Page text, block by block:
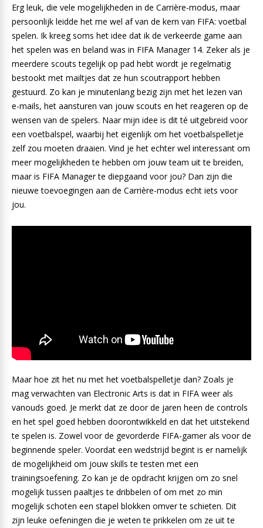
Erg leuk, die vele mogelijkheden in de Carrière-modus, maar
persoonlijk leidde het me wel af van de kern van FIFA: voetbal
spelen. Ik kreeg soms het idee dat ik de verkeerde game aan
het spelen was en beland was in FIFA Manager 14. Zeker als je
meerdere scouts tegelijk op pad hebt wordt je regelmatig
bestookt met mailtjes dat ze hun scoutrapport hebben
gestuurd. Zo kan je minutenlang bezig zijn met het lezen van
e-mails, het aansturen van jouw scouts en het reageren op de
wensen van de spelers. Naar mijn idee is dit té uitgebreid voor
een voetbalspel, waarbij het eigenlijk om het voetbalspelletje
zelf zou moeten draaien. Vind je het echter wel interessant om
meer mogelijkheden te hebben om jouw team uit te breiden,
maar is FIFA Manager te diepgaand voor jou? Dan zijn die
nieuwe toevoegingen aan de Carrière-modus echt iets voor
jou.
Maar hoe zit het nu met het voetbalspelletje dan? Zoals je
mag verwachten van Electronic Arts is dat in FIFA weer als
vanouds goed. Je merkt dat ze door de jaren heen de controls
en het spel goed hebben doorontwikkeld en dat het uitstekend
te spelen is. Zowel voor de gevorderde FIFA-gamer als voor de
beginnende speler. Voordat een wedstrijd begint is er namelijk
de mogelijkheid om jouw skills te testen met een
trainingsoefening. Zo kan je de opdracht krijgen om zo snel
mogelijk tussen paaltjes te dribbelen of om met zo min
mogelijk schoten een stapel blokken omver te schieten. Dit
zijn leuke oefeningen die je weten te prikkelen om ze uit te